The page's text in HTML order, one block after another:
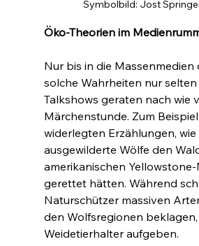
Symbolbild: Jost
Öko-Theorien im
Nur bis in die Massenmedien
solche Wahrheiten nur selten
Talkshows geraten nach wie
Märchenstunde. Zum
widerlegten Erzählungen, wie
ausgewilderte Wölfe den
amerikanischen
gerettet hätten. Während
Naturschützer massiven
den Wolfsregionen
Weidetierhalter aufgeben.